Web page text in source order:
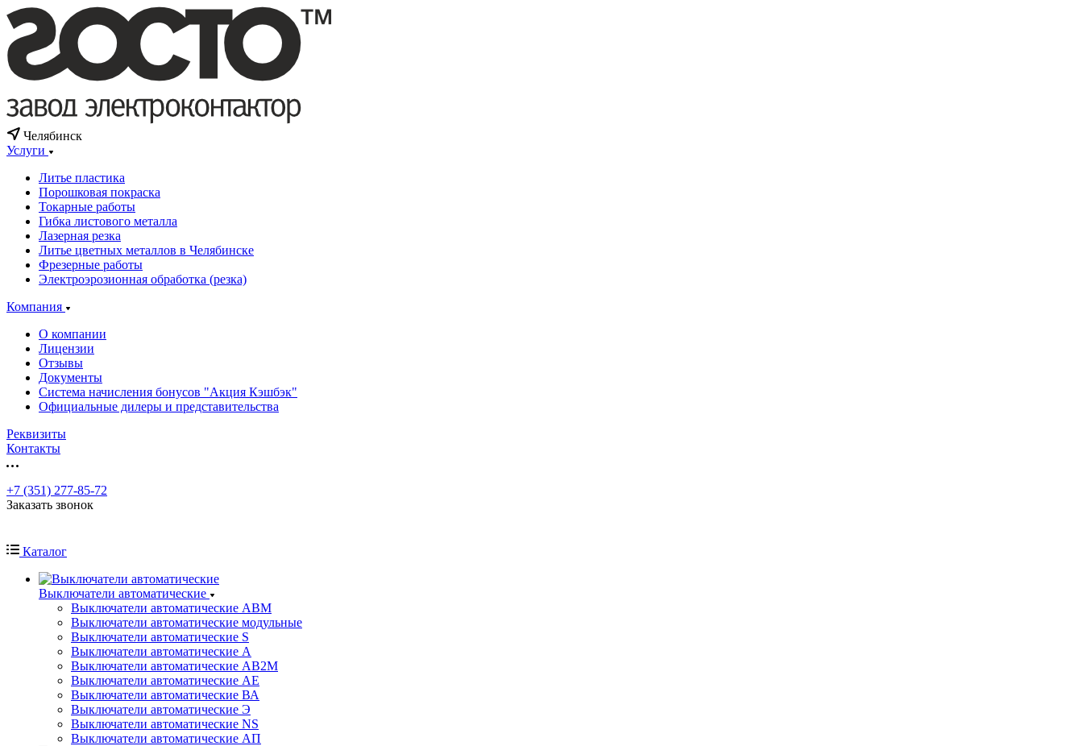
Челябинск
Услуги
Литье пластика
Порошковая покраска
Токарные работы
Гибка листового металла
Лазерная резка
Литье цветных металлов в Челябинске
Фрезерные работы
Электроэрозионная обработка (резка)
Компания
О компании
Лицензии
Отзывы
Документы
Система начисления бонусов "Акция Кэшбэк"
Официальные дилеры и представительства
Реквизиты
Контакты
+7 (351) 277-85-72
Заказать звонок
Каталог
Выключатели автоматические
Выключатели автоматические АВМ
Выключатели автоматические модульные
Выключатели автоматические S
Выключатели автоматические А
Выключатели автоматические АВ2М
Выключатели автоматические АЕ
Выключатели автоматические ВА
Выключатели автоматические Э
Выключатели автоматические NS
Выключатели автоматические АП